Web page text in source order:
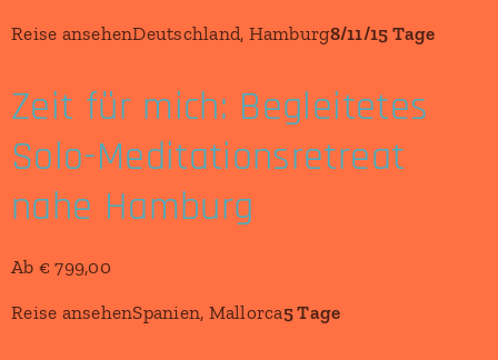
Reise ansehenDeutschland, Hamburg8/11/15 Tage
Zeit für mich: Begleitetes
Solo-Meditationsretreat
nahe Hamburg
Ab € 799,00
Reise ansehenSpanien, Mallorca5 Tage